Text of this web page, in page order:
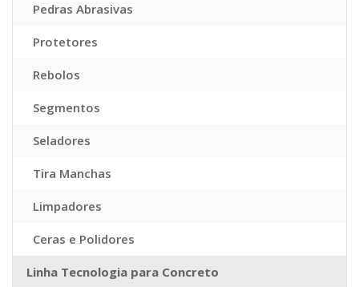
Pedras Abrasivas
Protetores
Rebolos
Segmentos
Seladores
Tira Manchas
Limpadores
Ceras e Polidores
Linha Tecnologia para Concreto